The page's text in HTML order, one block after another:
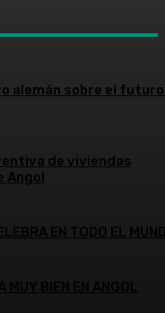
alemán sobre el
de viviendas
Angol
EN TODO EL